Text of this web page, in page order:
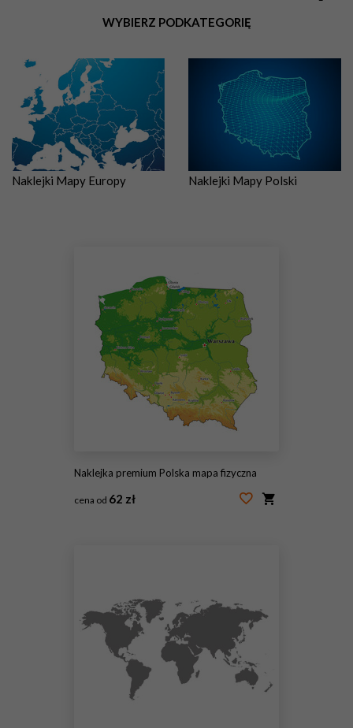
WYBIERZ PODKATEGORIĘ
Naklejki Mapy Europy Naklejki Mapy Polski
Naklejka premium Polska mapa fizyczna
cena od 62 zł